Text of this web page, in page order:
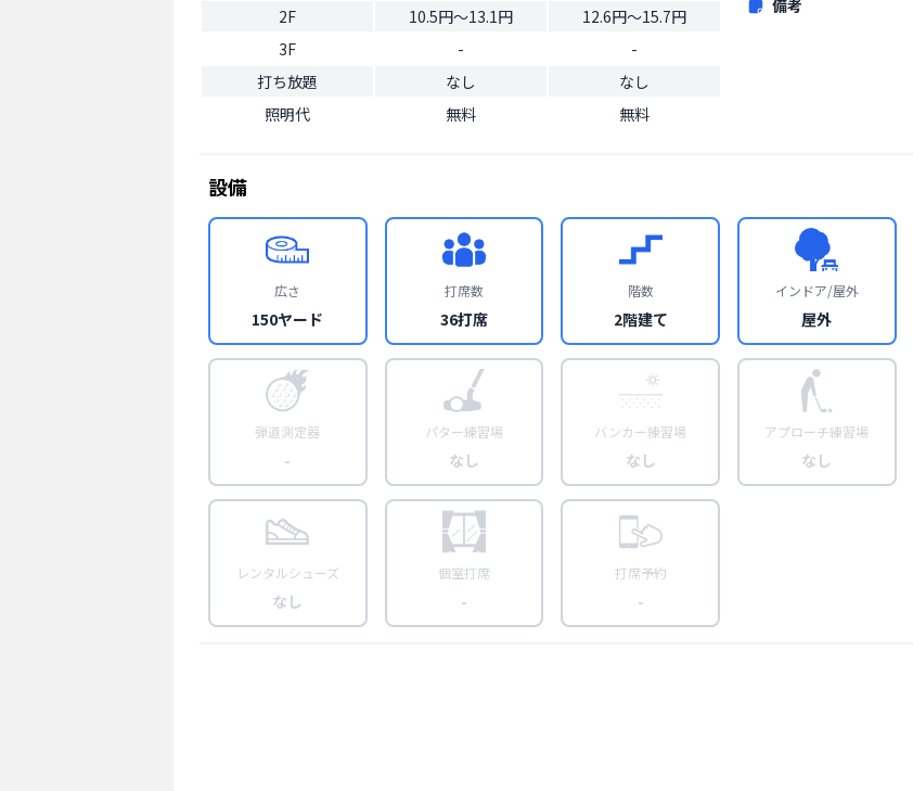
2F
10.5円〜13.1円
12.6円〜15.7円
3F
-
-
打ち放題
なし
なし
照明代
無料 無料
備考
設備
広さ
150ヤード
打席数
36打席
階数
2階建て
インドア/屋外
屋外
弾道測定器
-
パター練習場
なし
バンカー練習場
なし
アプローチ練習場
なし
レンタルシューズ
なし
個室打席
-
打席予約
-